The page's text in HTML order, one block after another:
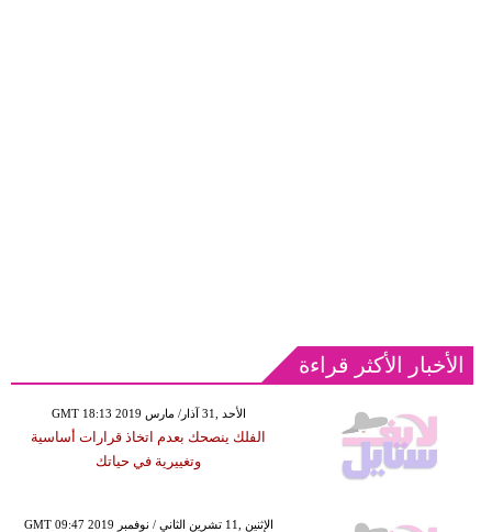
الأخبار الأكثر قراءة
GMT 18:13 2019 الأحد ,31 آذار/ مارس
الفلك ينصحك بعدم اتخاذ قرارات أساسية
وتغييرية في حياتك
GMT 09:47 2019 الإثنين ,11 تشرين الثاني / نوفمبر